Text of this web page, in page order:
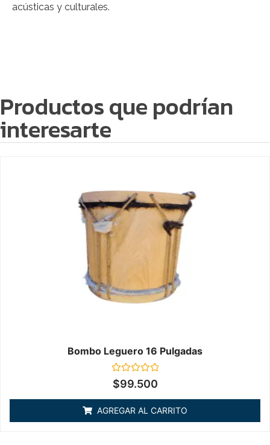
acústicas y culturales.
Productos que podrían
interesarte
Bombo Leguero 16 Pulgadas
Valorado
en
de
5
$99.500
AGREGAR AL CARRITO